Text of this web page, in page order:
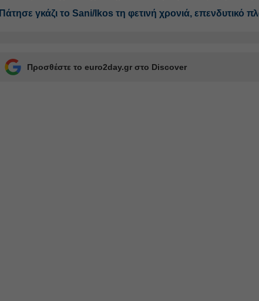
Πάτησε γκάζι το Sani/Ikos τη φετινή χρονιά, επενδυτικό
Προσθέστε το euro2day.gr στο Discover